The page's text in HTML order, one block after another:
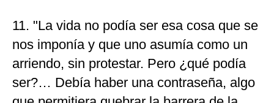
11. "La vida no podía ser esa cosa que se
nos imponía y que uno asumía como un
arriendo, sin protestar. Pero ¿qué podía
ser?… Debía haber una contraseña, algo